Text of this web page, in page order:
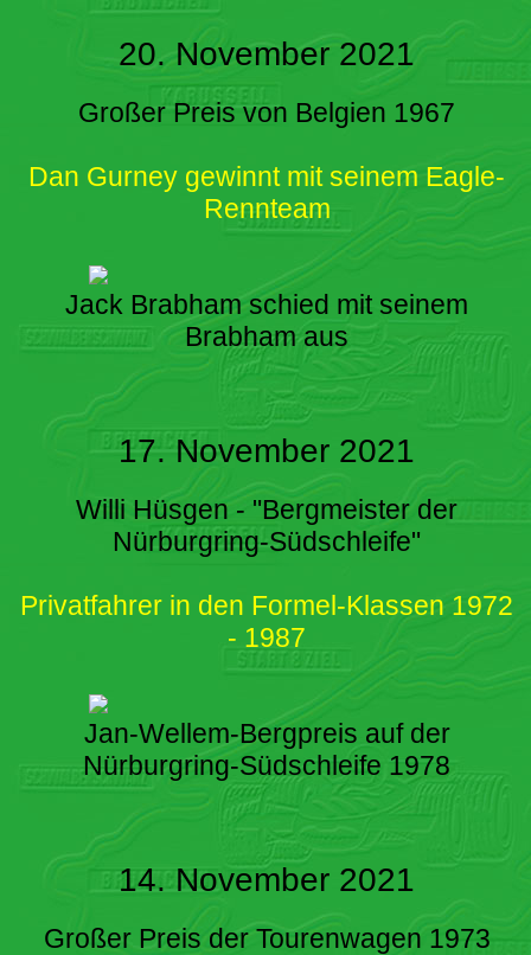
20. November 2021
Großer Preis von Belgien 1967
Dan Gurney gewinnt mit seinem Eagle-
Rennteam
Jack Brabham schied mit seinem
Brabham aus
17. November 2021
Willi Hüsgen - "Bergmeister der
Nürburgring-Südschleife"
Privatfahrer in den Formel-Klassen 1972
- 1987
Jan-Wellem-Bergpreis auf der
Nürburgring-Südschleife 1978
14. November 2021
Großer Preis der Tourenwagen 1973